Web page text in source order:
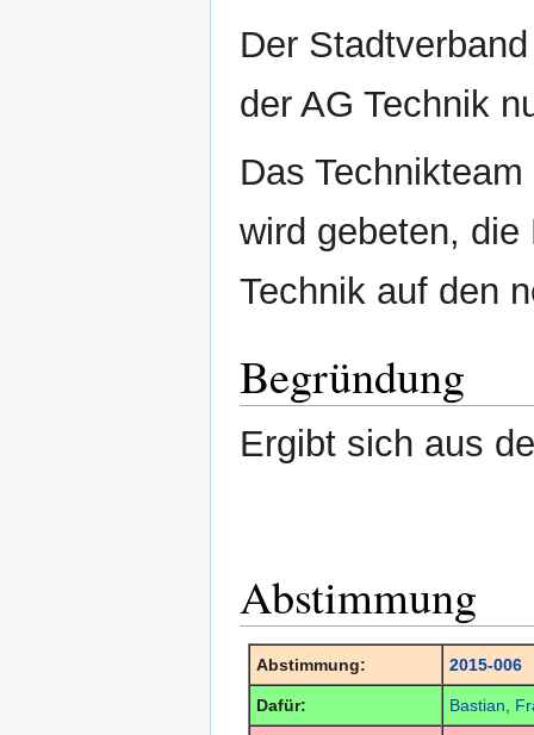
Der
der AG Technik
Das
wird gebeten, die
Technik auf den
Begründung
Ergibt sich aus
Abstimmung
Abstimmung: 2015-006
Dafür: Bastian